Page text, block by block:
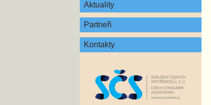
Aktuality
Partneři
Kontakty